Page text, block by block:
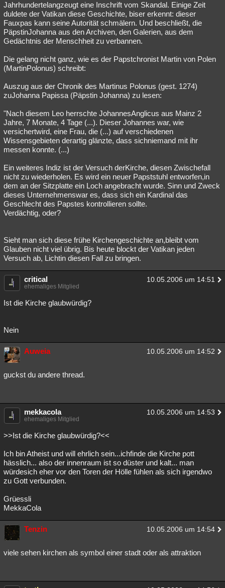
Jahrhundertelangzeugt eine Inschrift vom Skandal. Einige Zeit
duldete der Vatikan diese Geschichte, biser erkennt: dieser
Fauxpas kann seine Autorität schmälern. Und beschließt, die
PäpstinJohanna aus den Archiven, den Galerien, aus dem
Gedächtnis der Menschheit zu verbannen.
Die gelang nicht ganz, wie es der Papstchronist Martin von Polen
(MartinPolonus) schreibt:
Auszug aus der Chronik des Martinus Polonus (gest. 1274)
zuJohanna Papissa (Päpstin Johanna) zu lesen:
"Nach diesem Leo herrschte JohannesAnglicus aus Mainz 2
Jahre, 7 Monate, 4 Tage (...). Dieser Johannes war, wie
versichertwird, eine Frau, die (...) auf verschiedenen
Wissensgebieten derartig glänzte, dass sichniemand mit ihr
messen konnte. (...)
Ein weiteres Indiz ist der Versuch derKirche, diesen Zwischefall
nicht zu wiederholen. Es wird ein neuer Papststuhl entworfen,in
dem an der Sitzplatte ein Loch angebracht wurde. Sinn und Zweck
dieses Unternehmenswar es, dass sich ein Kardinal das
Geschlecht des Papstes kontrollieren sollte.
Verdächtig, oder?
Sieht man sich diese frühe Kirchengeschichte an,bleibt vom
Glauben nicht viel übrig. Bis heute blockt der Vatikan jeden
Versuch ab, Lichtin diesen Fall zu bringen.
critical 10.05.2006 um 14:51
ehemaliges Mitglied
Ist die Kirche glaubwürdig?
Nein
Auweia 10.05.2006 um 14:52
guckst du andere thread.
mekkacola 10.05.2006 um 14:53
ehemaliges Mitglied
>>Ist die Kirche glaubwürdig?<<
Ich bin Atheist und will ehrlich sein...ichfinde die Kirche pott
hässlich... also der innenraum ist so düster und kalt... man
würdesich eher vor den Toren der Hölle fühlen als sich irgendwo
zu Gott verbunden.
Grüessli
MekkaCola
Tenzin 10.05.2006 um 14:54
viele sehen kirchen als symbol einer stadt oder als attraktion